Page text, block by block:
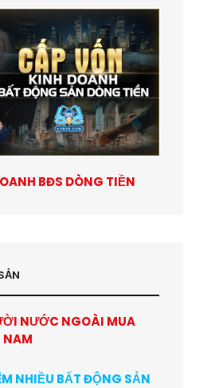
BĐS DÒNG TIỀN
NƯỚC NGOÀI MUA
NHIỀU BẤT ĐỘNG SẢN